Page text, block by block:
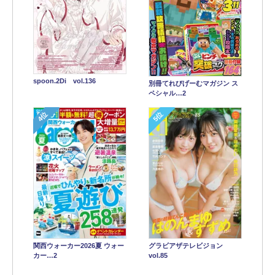
spoon.2Di vol.136
別冊てれびげーむマガジン ス
ペシャル…2
4位
関西ウォーカー2026夏 ウォー
カー…2
5位
グラビアザテレビジョン
vol.85